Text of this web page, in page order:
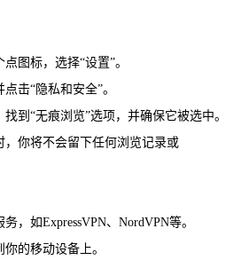
图标，选择“设置”。
击“隐私和安全”。
到“无痕浏览”选项，并确保它被选中。
，你将不会留下任何浏览记录或
，如ExpressVPN、NordVPN等。
的移动设备上。